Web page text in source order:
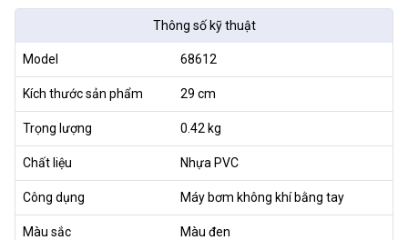
Thông số kỹ thuật
Model 68612
Kích thước sản phẩm 29 cm
Trọng lượng 0.42 kg
Chất liệu Nhựa PVC
Công dụng Máy bơm không khí bằng tay
Màu sắc Màu đen